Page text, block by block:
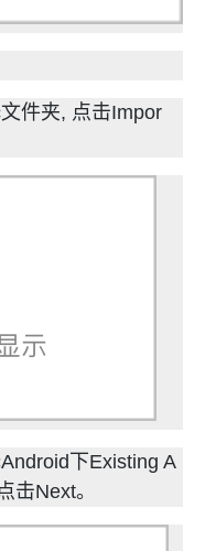
件夹, 点击Impor
下Existing A
击Next。